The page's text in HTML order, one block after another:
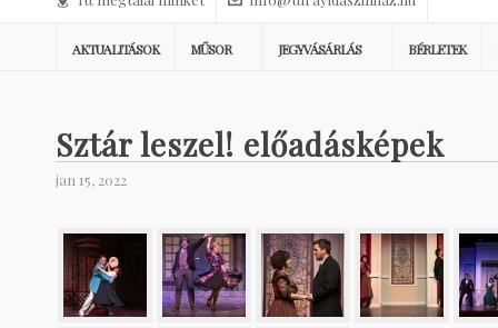
AKTUALITÁSOK MŰSOR JEGYVÁSÁRLÁS BÉRLETEK
Sztár leszel! előadásképek
jan 15, 2022